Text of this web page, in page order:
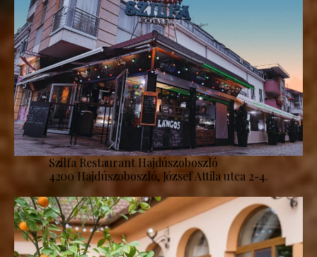
Szilfa Restaurant Hajdúszoboszló
4200 Hajdúszoboszló, József Attila utca 2-4.